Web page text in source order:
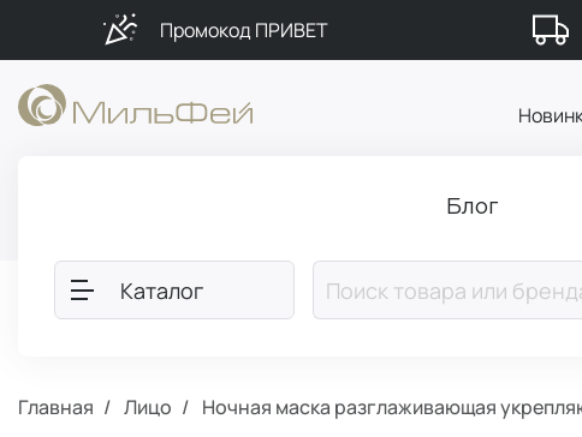
Промокод ПРИВЕТ
Блог
Каталог
Главная Лицо Ночная маска разглаживающая